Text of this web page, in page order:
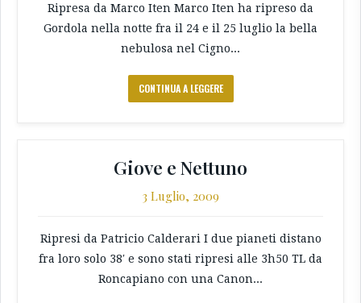
Ripresa da Marco Iten Marco Iten ha ripreso da
Gordola nella notte fra il 24 e il 25 luglio la bella
nebulosa nel Cigno...
CONTINUA A LEGGERE
Giove e Nettuno
3 Luglio, 2009
Ripresi da Patricio Calderari I due pianeti distano
fra loro solo 38′ e sono stati ripresi alle 3h50 TL da
Roncapiano con una Canon...